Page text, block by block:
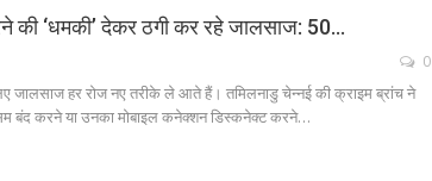
की ‘धमकी’ देकर ठगी कर रहे जालसाज: 50…
0
हर रोज नए तरीके ले आते हैं। तमिलनाडु चेन्नई की क्राइम ब्रांच ने
बंद करने या उनका मोबाइल कनेक्शन डिस्कनेक्ट करने…